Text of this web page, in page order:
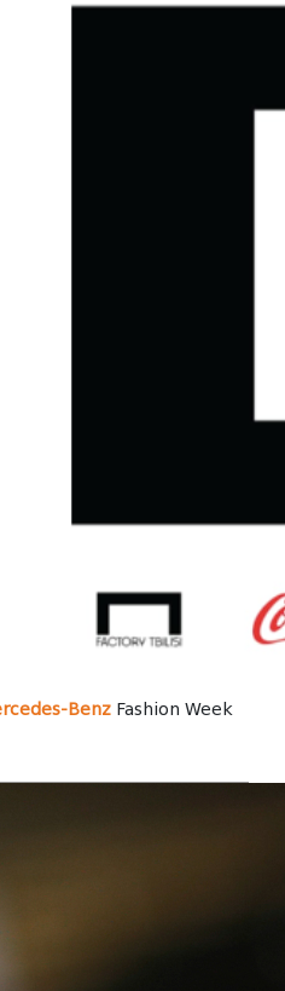
Benz Fashion Week